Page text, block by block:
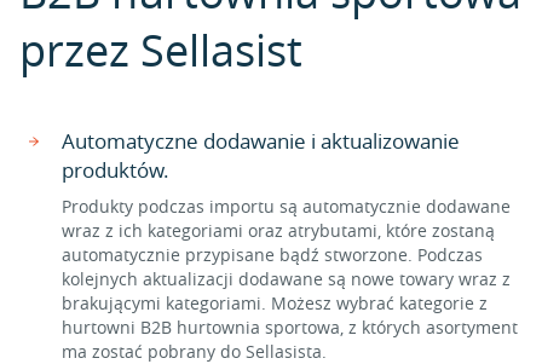
przez Sellasist
Automatyczne dodawanie i aktualizowanie
produktów.
Produkty podczas importu są automatycznie dodawane
wraz z ich kategoriami oraz atrybutami, które zostaną
automatycznie przypisane bądź stworzone. Podczas
kolejnych aktualizacji dodawane są nowe towary wraz z
brakującymi kategoriami. Możesz wybrać kategorie z
hurtowni B2B hurtownia sportowa, z których asortyment
ma zostać pobrany do Sellasista.